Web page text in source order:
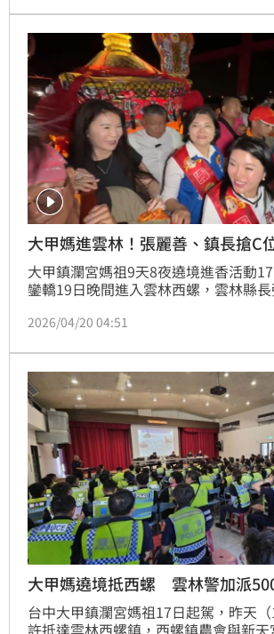
大甲媽進雲林！張麗善、鎮長搶C
大甲鎮瀾宮媽祖9天8夜遶境進香活動
鑾轎19日晚間進入雲林西螺，雲林縣
上演將近2分鐘。
2026/04/20 04:51
大甲媽遶境抵西螺 雲林警加派
台中大甲鎮瀾宮媽祖17日起駕，昨天
許抵達雲林西螺鎮，西螺鎮農會與新